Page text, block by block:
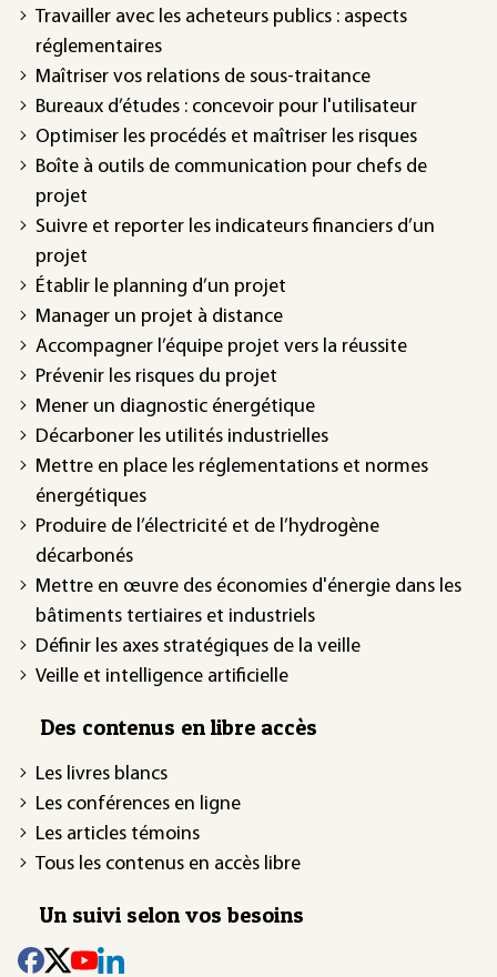
Travailler avec les acheteurs publics : aspects
réglementaires
Maîtriser vos relations de sous-traitance
Bureaux d’études : concevoir pour l'utilisateur
Optimiser les procédés et maîtriser les risques
Boîte à outils de communication pour chefs de
projet
Suivre et reporter les indicateurs financiers d’un
projet
Établir le planning d’un projet
Manager un projet à distance
Accompagner l’équipe projet vers la réussite
Prévenir les risques du projet
Mener un diagnostic énergétique
Décarboner les utilités industrielles
Mettre en place les réglementations et normes
énergétiques
Produire de l’électricité et de l’hydrogène
décarbonés
Mettre en œuvre des économies d'énergie dans les
bâtiments tertiaires et industriels
Définir les axes stratégiques de la veille
Veille et intelligence artificielle
Des contenus en libre accès
Les livres blancs
Les conférences en ligne
Les articles témoins
Tous les contenus en accès libre
Un suivi selon vos besoins